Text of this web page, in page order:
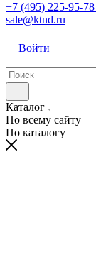
+7 (495) 225-95-78
sale@ktnd.ru
Войти
Каталог
По всему сайту
По каталогу